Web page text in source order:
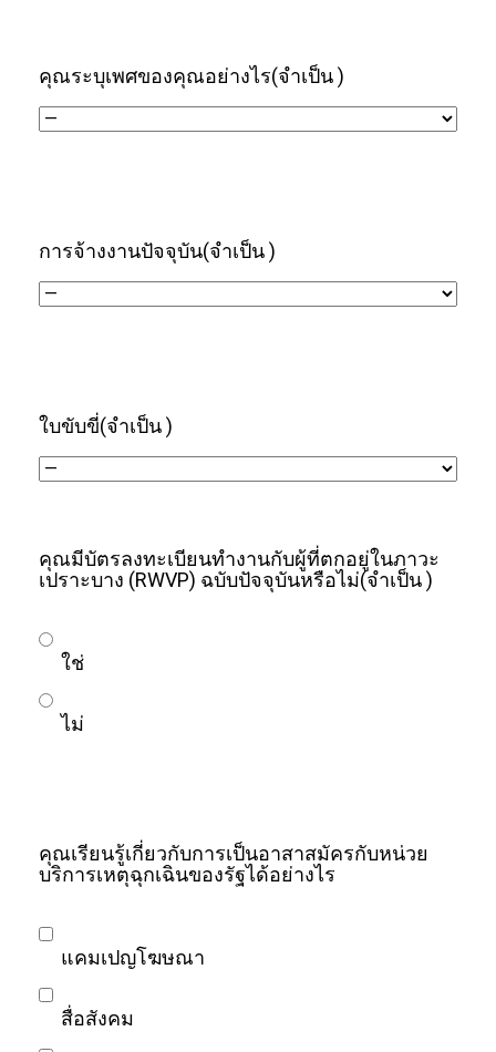
คุณระบุเพศของคุณอย่างไร(จำเป็น )
การจ้างงานปัจจุบัน(จำเป็น )
ใบขับขี่(จำเป็น )
คุณมีบัตรลงทะเบียนทำงานกับผู้ที่ตกอยู่ในภาวะ
เปราะบาง (RWVP) ฉบับปัจจุบันหรือไม่(จำเป็น )
ใช่
ไม่
คุณเรียนรู้เกี่ยวกับการเป็นอาสาสมัครกับหน่วย
บริการเหตุฉุกเฉินของรัฐได้อย่างไร
แคมเปญโฆษณา
สื่อสังคม